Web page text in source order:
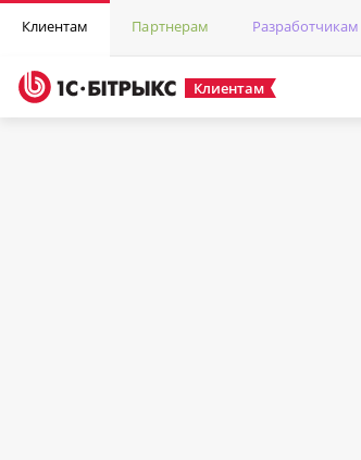
Клиентам Партнерам Разработчикам
Клиентам